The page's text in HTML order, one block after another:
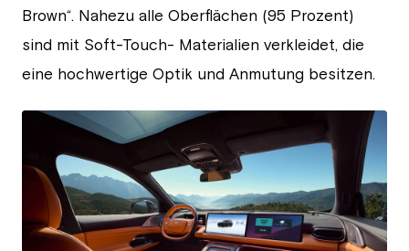
Brown“. Nahezu alle Oberflächen (95 Prozent)
sind mit Soft-Touch- Materialien verkleidet, die
eine hochwertige Optik und Anmutung besitzen.